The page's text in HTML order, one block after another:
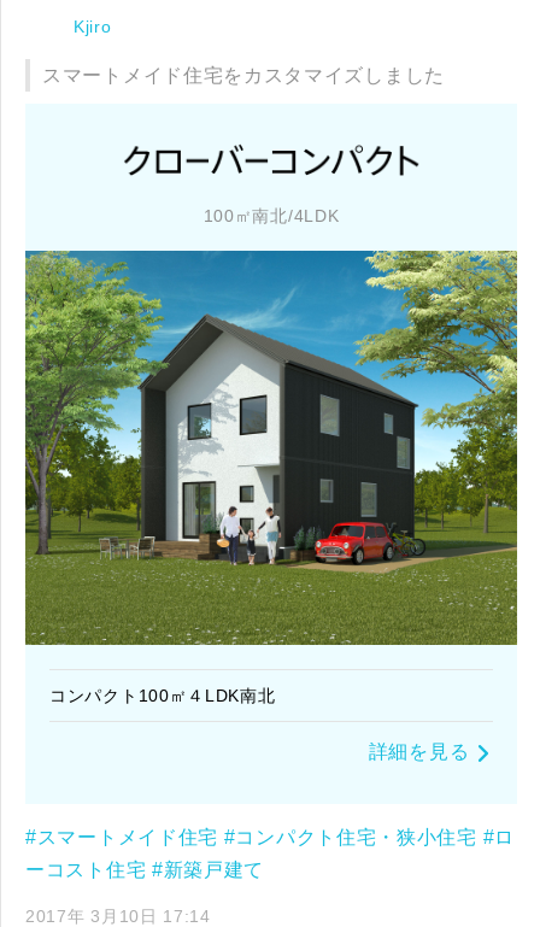
Kjiro
スマートメイド住宅をカスタマイズしました
100㎡南北/4LDK
コンパクト100㎡４LDK南北
詳細を見る
#スマートメイド住宅 #コンパクト住宅・狭小住宅 #ロ
ーコスト住宅 #新築戸建て
2017年 3月10日 17:14